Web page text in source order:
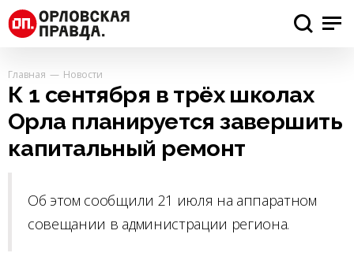
Главная Новости
К 1 сентября в трёх школах
Орла планируется завершить
капитальный ремонт
Об этом сообщили 21 июля на аппаратном
совещании в администрации региона.